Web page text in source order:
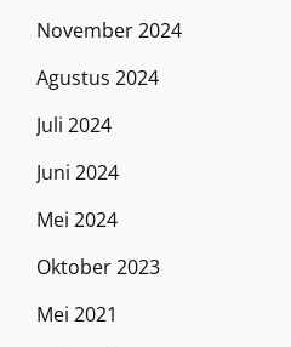
November 2024
Agustus 2024
Juli 2024
Juni 2024
Mei 2024
Oktober 2023
Mei 2021